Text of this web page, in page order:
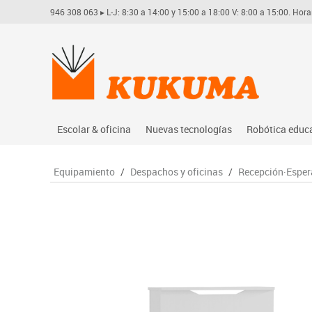
946 308 063 ▸ L-J: 8:30 a 14:00 y 15:00 a 18:00 V: 8:00 a 15:00.
Escolar & oficina
Archivo
Nuevas tecnologías
Audio
Videoproyección
Robótica
Arduino
Equipamiento / Despachos y oficinas /